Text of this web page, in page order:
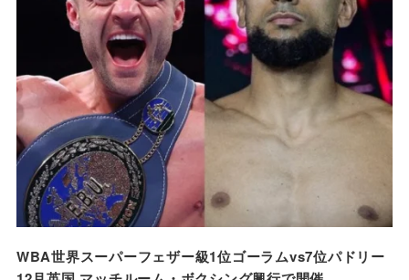
WBA世界スーパーフェザー級1位ゴーラムvs7位パドリー